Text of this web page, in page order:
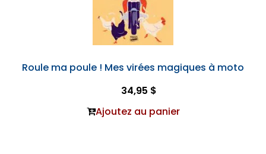
Roule ma poule ! Mes virées magiques à moto
34,95 $
Ajoutez au panier